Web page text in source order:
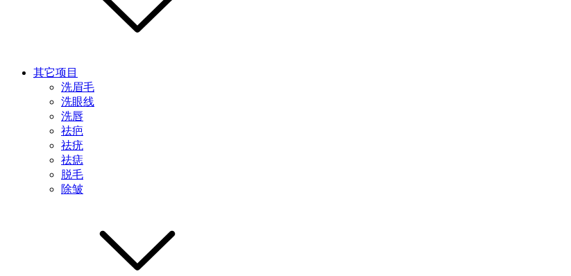
其它项目
洗眉毛
洗眼线
洗唇
祛疤
祛疣
祛痣
脱毛
除皱